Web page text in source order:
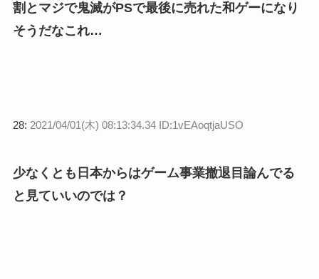
割とマジで鬼滅がPSで最後に売れた和ゲーになり
そうだなこれ…
28: 2021/04/01(木) 08:13:34.34 ID:1vEAoqtjaUSO
少なくとも日本からはゲーム事業撤退目論んでる
と見ていいのでは？